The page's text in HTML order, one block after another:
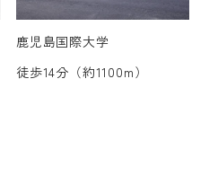
鹿児島国際大学
徒歩14分（約1100m）